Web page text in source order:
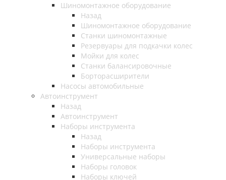
Шиномонтажное оборудование
Назад
Шиномонтажное оборудование
Станки шиномонтажные
Резервуары для подкачки колес
Мойки для колес
Станки балансировочные
Борторасширители
Насосы автомобильные
Автоинструмент
Назад
Автоинструмент
Наборы инструмента
Назад
Наборы инструмента
Универсальные наборы
Наборы головок
Наборы ключей